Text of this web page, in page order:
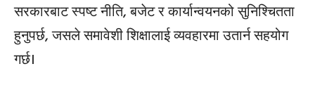
सरकारबाट स्पष्ट नीति, बजेट र कार्यान्वयनको सुनिश्चितता
हुनुपर्छ, जसले समावेशी शिक्षालाई व्यवहारमा उतार्न सहयोग
गर्छ।